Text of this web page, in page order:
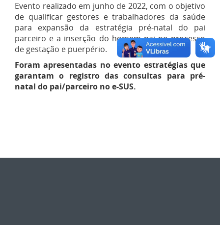
Evento realizado em junho de 2022, com o objetivo
de qualificar gestores e trabalhadores da saúde
para expansão da estratégia pré-natal do pai
parceiro e a inserção do homem pai no processo
de gestação e puerpério.
Foram apresentadas no evento estratégias que
garantam o registro das consultas para pré-
natal do pai/parceiro no e-SUS.